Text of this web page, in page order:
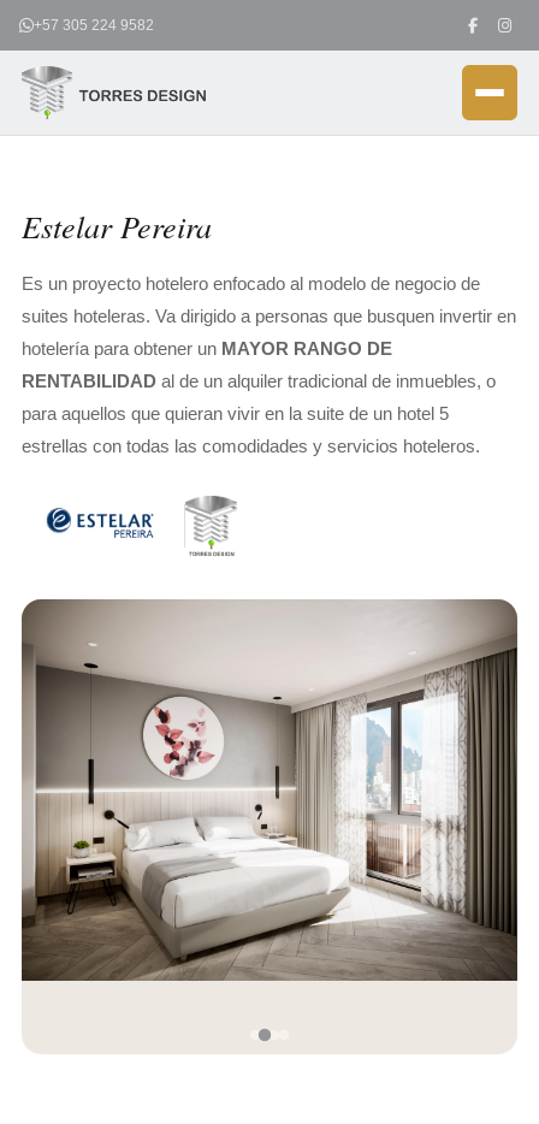
contenido
+57 305 224 9582
Estelar Pereira
Es un proyecto hotelero enfocado al modelo de negocio de
suites hoteleras. Va dirigido a personas que busquen invertir en
hotelería para obtener un MAYOR RANGO DE
RENTABILIDAD al de un alquiler tradicional de inmuebles, o
para aquellos que quieran vivir en la suite de un hotel 5
estrellas con todas las comodidades y servicios hoteleros.